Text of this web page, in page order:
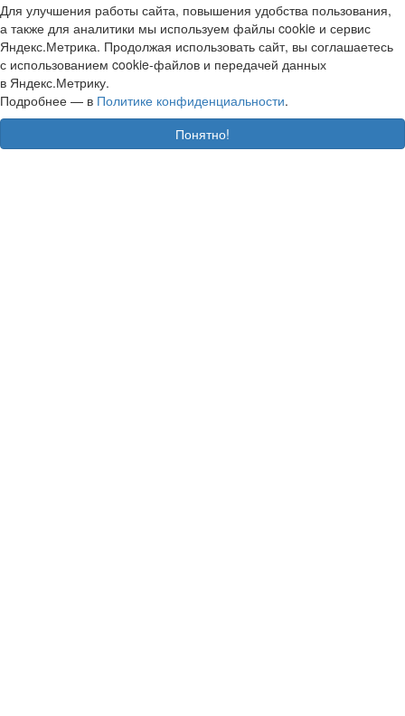
Для улучшения работы сайта, повышения удобства пользования,
а также для аналитики мы используем файлы cookie и сервис
Яндекс.Метрика. Продолжая использовать сайт, вы соглашаетесь
с использованием cookie-файлов и передачей данных
в Яндекс.Метрику.
Подробнее — в Политике конфиденциальности.
Понятно!